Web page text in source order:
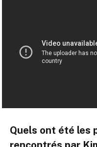
Quels ont été les